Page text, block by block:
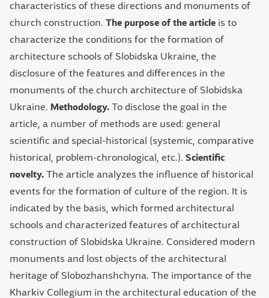
characteristics of these directions and monuments of
church construction. The purpose of the article is to
characterize the conditions for the formation of
architecture schools of Slobidska Ukraine, the
disclosure of the features and differences in the
monuments of the church architecture of Slobidska
Ukraine. Methodology. To disclose the goal in the
article, a number of methods are used: general
scientific and special-historical (systemic, comparative
historical, problem-chronological, etc.). Scientific
novelty. The article analyzes the influence of historical
events for the formation of culture of the region. It is
indicated by the basis, which formed architectural
schools and characterized features of architectural
construction of Slobidska Ukraine. Considered modern
monuments and lost objects of the architectural
heritage of Slobozhanshchyna. The importance of the
Kharkiv Collegium in the architectural education of the